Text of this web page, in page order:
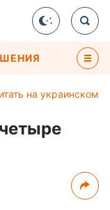
на украинском